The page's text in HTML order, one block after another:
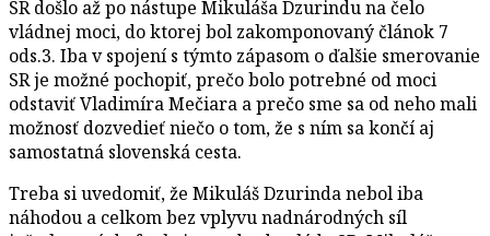
SR došlo až po nástupe Mikuláša Dzurindu na čelo
vládnej moci, do ktorej bol zakomponovaný článok 7
ods.3. Iba v spojení s týmto zápasom o ďalšie smerovanie
SR je možné pochopiť, prečo bolo potrebné od moci
odstaviť Vladimíra Mečiara a prečo sme sa od neho mali
možnosť dozvedieť niečo o tom, že s ním sa končí aj
samostatná slovenská cesta.
Treba si uvedomiť, že Mikuláš Dzurinda nebol iba
náhodou a celkom bez vplyvu nadnárodných síl